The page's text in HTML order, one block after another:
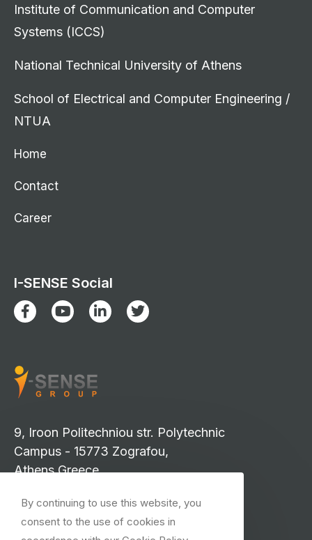
Institute of Communication and Computer
Systems (ICCS)
National Technical University of Athens
School of Electrical and Computer Engineering /
NTUA
Home
Contact
Career
I-SENSE Social
9, Iroon Politechniou str. Polytechnic
Campus - 15773 Zografou,
Athens Greece
events-isense@iccs.gr
isense.press@iccs.gr
By continuing to use this website, you
consent to the use of cookies in